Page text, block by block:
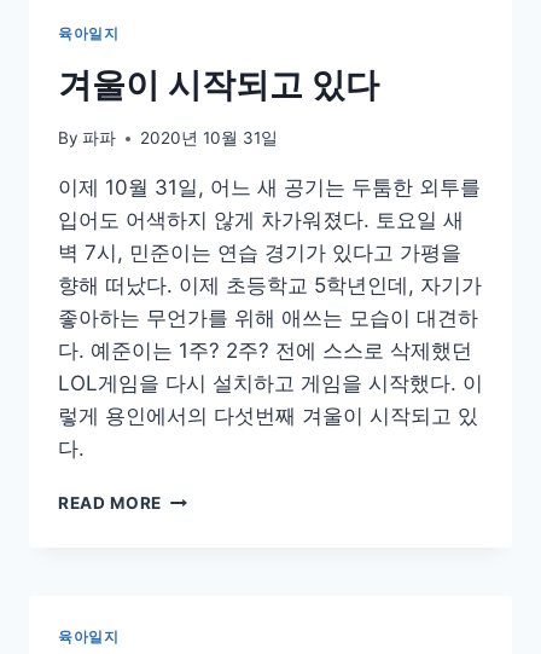
양
념
비
과
김
치
비
빔
국
수
레
피
육아일지
겨울이 시작되고 있다
By 파파 2020년 10월 31일
이제 10월 31일, 어느 새 공기는 두툼한 외투를
입어도 어색하지 않게 차가워졌다. 토요일 새
벽 7시, 민준이는 연습 경기가 있다고 가평을
향해 떠났다. 이제 초등학교 5학년인데, 자기가
좋아하는 무언가를 위해 애쓰는 모습이 대견하
다. 예준이는 1주? 2주? 전에 스스로 삭제했던
LOL게임을 다시 설치하고 게임을 시작했다. 이
렇게 용인에서의 다섯번째 겨울이 시작되고 있
다.
READ MORE 겨
육아일지